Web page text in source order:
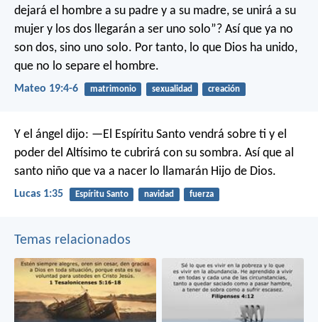
dejará el hombre a su padre y a su madre, se unirá a su
mujer y los dos llegarán a ser uno solo”? Así que ya no
son dos, sino uno solo. Por tanto, lo que Dios ha unido,
que no lo separe el hombre.
Mateo 19:4-6 matrimonio sexualidad creación
Y el ángel dijo: —El Espíritu Santo vendrá sobre ti y el
poder del Altísimo te cubrirá con su sombra. Así que al
santo niño que va a nacer lo llamarán Hijo de Dios.
Lucas 1:35 Espíritu Santo navidad fuerza
Temas relacionados